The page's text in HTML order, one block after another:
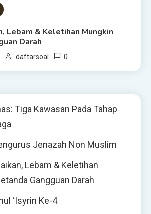
Lebam & Keletihan Mungkin
Darah
daftarsoal 0
Tiga Kawasan Pada Tahap
Jenazah Non Muslim
Lebam & Keletihan
Gangguan Darah
‘Isyrin Ke-4